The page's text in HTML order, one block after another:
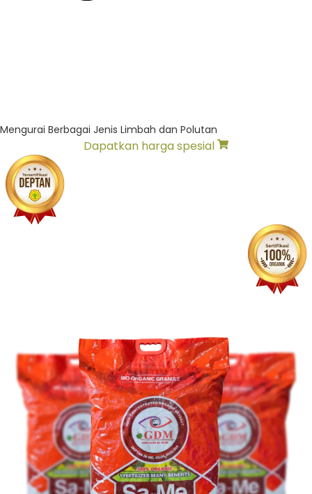
Mengurai Berbagai Jenis Limbah dan Polutan
Dapatkan harga spesial